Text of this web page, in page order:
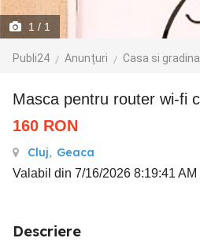
1 / 1
Publi24 Anunțuri Casa si gradina
Masca pentru router wi-fi
160 RON
Cluj, Geaca
Valabil din 7/16/2026 8:19:41 AM
Descriere